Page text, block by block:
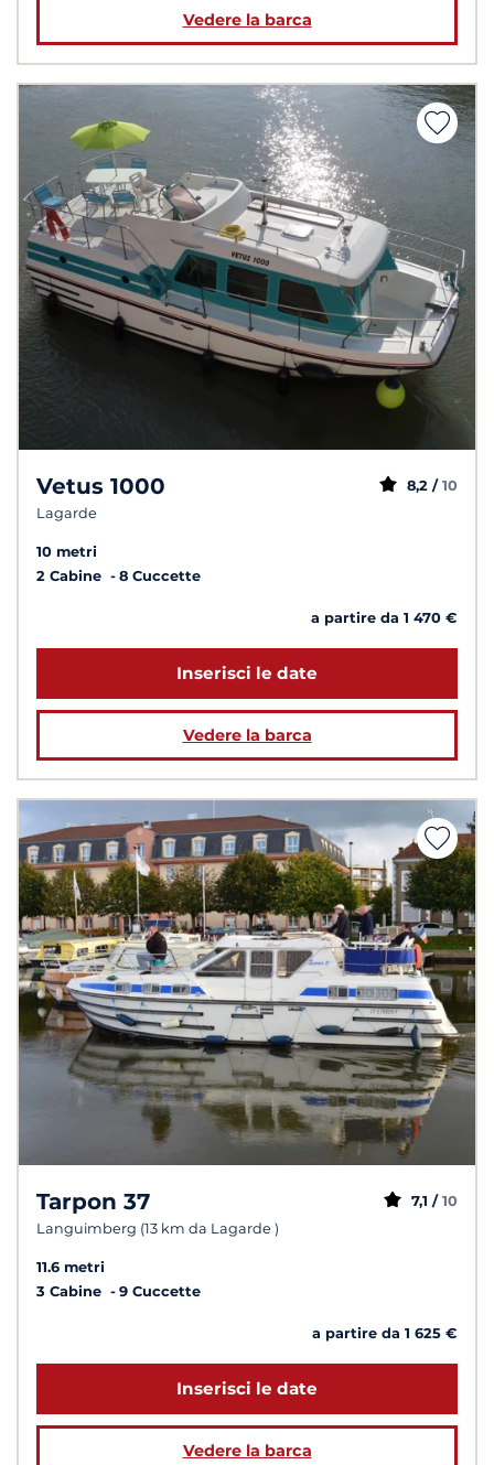
Vedere la barca
Vetus 1000
Lagarde
8,2 / 10
10 metri
2 Cabine
8 Cuccette
a partire da 1 470 €
Inserisci le date
Vedere la barca
Tarpon 37
Languimberg (13 km da Lagarde )
7,1 / 10
11.6 metri
3 Cabine
9 Cuccette
a partire da 1 625 €
Inserisci le date
Vedere la barca